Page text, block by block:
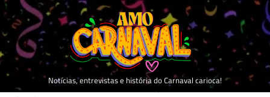
Skip
content
Notícias, entrevistas e história do Carnaval carioca!